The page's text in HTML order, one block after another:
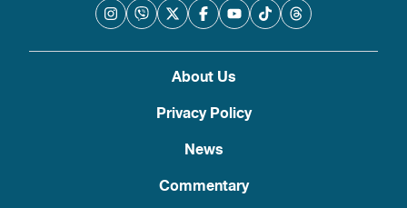
About Us
Privacy Policy
News
Commentary